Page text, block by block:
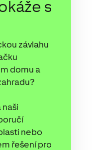
s
závlahu
domu a
nebo
řešení pro